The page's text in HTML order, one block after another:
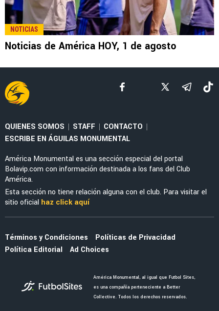
LEE TAMBIÉN
NOTICIAS
Noticias de América HOY, 7 de agosto